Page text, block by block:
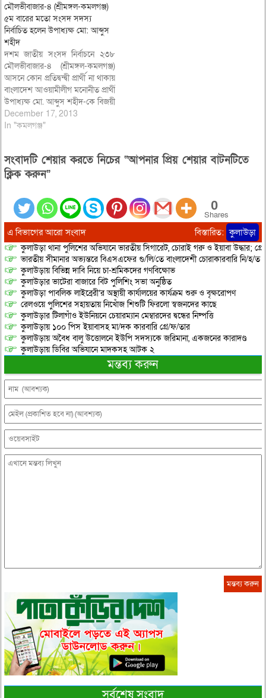
মৌলভীবাজার-৪ (শ্রীমঙ্গল-কমলগঞ্জ)
৫ম বারের মতো সংসদ সদস্য
নির্বাচিত হলেন উপাধ্যক্ষ মো: আব্দুস
শহীদ
দশম জাতীয় সংসদ নির্বাচনে ২৩৮
মৌলভীবাজার-৪ (শ্রীমঙ্গল-কমলগঞ্জ)
আসনে কোন প্রতিদ্বন্দ্বী প্রার্থী না থাকায়
বাংলাদেশ আওয়ামীলীগ মনোনীত প্রার্থী
উপাধ্যক্ষ মো. আব্দুস শহীদ-কে বিজয়ী
ঘোষনা করা হয়েছে। গত ১৪ ডিসেম্বর
শনিবার মৌলভীবাজার জেলা রিটার্নিং
জেলার প্রশাসক মো: কামরুল হাসান
স্বাক্ষরিত এক গণবিজ্ঞপ্তির মাধ্যমে
December 17, 2013
In "কমলগঞ্জ"
সংবাদটি শেয়ার করতে নিচের “আপনার প্রিয় শেয়ার বাটনটিতে
ক্লিক করুন”
0
Shares
এ বিভাগের আরো সংবাদ বিস্তারিত: কুলাউড়া
কুলাউড়া থানা পুলিশের অভিযানে ভারতীয় সিগারেট, চোরাই গরু ও ইয়াবা উদ্ধার;
ভারতীয় সীমানার অভ্যন্তরে বিএসএফের গু/লি/তে বাংলাদেশী চোরাকারবারি নি/হ/ত
কুলাউড়ায় বিভিন্ন দাবি নিয়ে চা-শ্রমিকদের গণবিক্ষোভ
কুলাউড়ার ভাটেরা বাজারে বিট পুলিশিং সভা অনুষ্ঠিত
কুলাউড়া পাবলিক লাইব্রেরী’র অস্থায়ী কার্যালয়ের কার্যক্রম শুরু ও বৃক্ষরোপণ
রেলওয়ে পুলিশের সহায়তায় নিখোঁজ শিশুটি ফিরলো স্বজনদের কাছে
কুলাউড়ার টিলাগাঁও ইউনিয়নে চেয়ারম্যান মেম্বারদের দ্বন্ধের নিষ্পত্তি
কুলাউড়ায় ১০০ পিস ইয়াবাসহ মা/দক কারবারি গ্রে/ফ/তার
কুলাউড়ায় অবৈধ বালু উত্তোলনে ইউপি সদস্যকে জরিমানা, একজনের কারাদণ্ড
কুলাউড়ায় ডিবির অভিযানে মাদকসহ আটক ২
মন্তব্য করুন
সর্বশেষ সংবাদ